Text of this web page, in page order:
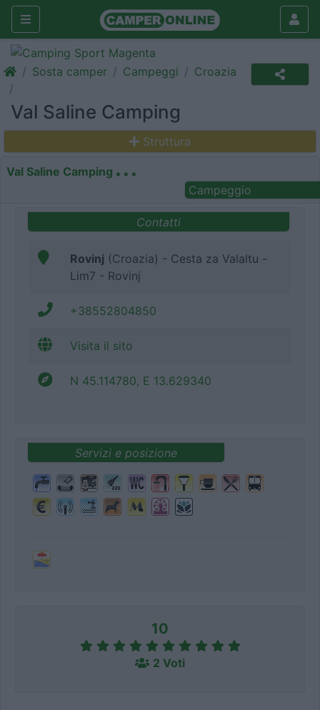
Sosta camper Campeggi Croazia
Val Saline Camping
Struttura
Val Saline Camping
Campeggio
Contatti
Rovinj (Croazia) - Cesta za Valaltu -
Lim7 - Rovinj
+38552804850
Visita il sito
N 45.114780, E 13.629340
Servizi e posizione
10
2 Voti